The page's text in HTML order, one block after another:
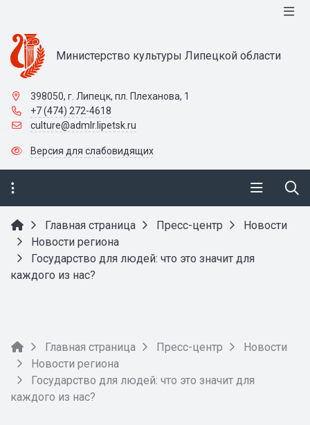
Министерство культуры Липецкой области
398050, г. Липецк, пл. Плеханова, 1
+7 (474) 272-4618
culture@admlr.lipetsk.ru
Версия для слабовидящих
Главная страница Пресс-центр
Новости
Новости региона
Государство для людей: что это значит для
каждого из нас?
Главная страница Пресс-центр
Новости
Новости региона
Государство для людей: что это значит для
каждого из нас?